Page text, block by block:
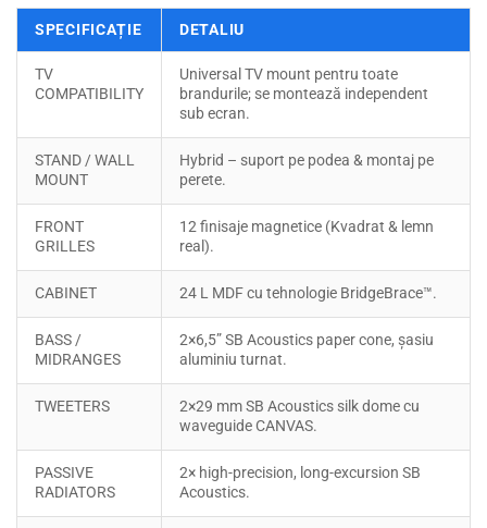
SPECIFICAȚIE DETALIU
TV
COMPATIBILITY
Universal TV mount pentru toate
brandurile; se montează independent
sub ecran.
STAND / WALL
MOUNT
Hybrid – suport pe podea & montaj pe
perete.
FRONT
GRILLES
12 finisaje magnetice (Kvadrat & lemn
real).
CABINET 24 L MDF cu tehnologie BridgeBrace™.
BASS /
MIDRANGES
2×6,5” SB Acoustics paper cone, șasiu
aluminiu turnat.
TWEETERS
2×29 mm SB Acoustics silk dome cu
waveguide CANVAS.
PASSIVE
RADIATORS
2× high-precision, long-excursion SB
Acoustics.